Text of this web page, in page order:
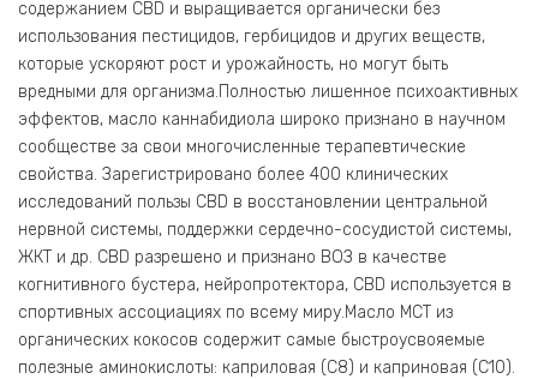
содержанием CBD и выращивается органически без
использования пестицидов, гербицидов и других веществ,
которые ускоряют рост и урожайность, но могут быть
вредными для организма.Полностью лишенное психоактивных
эффектов, масло каннабидиола широко признано в научном
сообществе за свои многочисленные терапевтические
свойства. Зарегистрировано более 400 клинических
исследований пользы CBD в восстановлении центральной
нервной системы, поддержки сердечно-сосудистой системы,
ЖКТ и др. CBD разрешено и признано ВОЗ в качестве
когнитивного бустера, нейропротектора, CBD используется в
спортивных ассоциациях по всему миру.Масло МСТ из
органических кокосов содержит самые быстроусвояемые
полезные аминокислоты: каприловая (С8) и каприновая (С10).